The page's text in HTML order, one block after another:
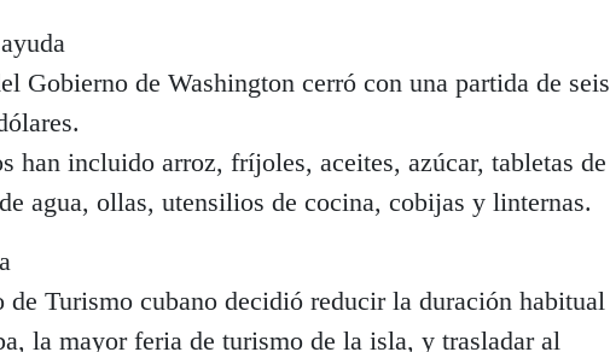
Gobierno de Washington cerró con una partida de seis
han incluido arroz, fríjoles, aceites, azúcar, tabletas de
agua, ollas, utensilios de cocina, cobijas y linternas.
Turismo cubano decidió reducir la duración habitual
la mayor feria de turismo de la isla, y trasladar al